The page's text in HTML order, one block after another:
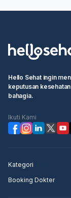
Hello Sehat ingin
keputusan
bahagia.
Ikuti Kami
Kategori
Booking Dokter